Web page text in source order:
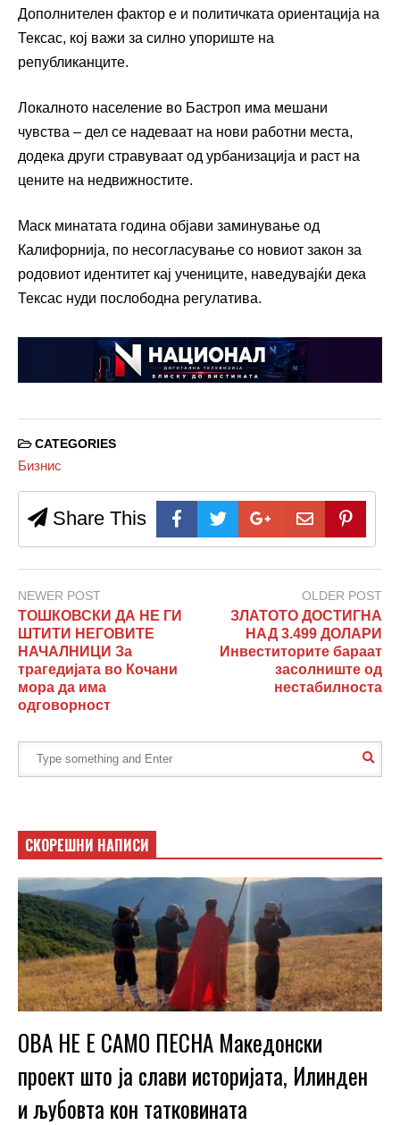
Дополнителен фактор е и политичката ориентација на
Тексас, кој важи за силно упориште на
републиканците.
Локалното население во Бастроп има мешани
чувства – дел се надеваат на нови работни места,
додека други стравуваат од урбанизација и раст на
цените на недвижностите.
Маск минатата година објави заминување од
Калифорнија, по несогласување со новиот закон за
родовиот идентитет кај учениците, наведувајќи дека
Тексас нуди послободна регулатива.
CATEGORIES
Бизнис
Share This
NEWER POST
ТОШКОВСКИ ДА НЕ ГИ
ШТИТИ НЕГОВИТЕ
НАЧАЛНИЦИ За
трагедијата во Кочани
мора да има
одговорност
OLDER POST
ЗЛАТОТО ДОСТИГНА
НАД 3.499 ДОЛАРИ
Инвеститорите бараат
засолниште од
нестабилноста
СКОРЕШНИ НАПИСИ
ОВА НЕ Е САМО ПЕСНА Македонски
проект што ја слави историјата, Илинден
и љубовта кон татковината